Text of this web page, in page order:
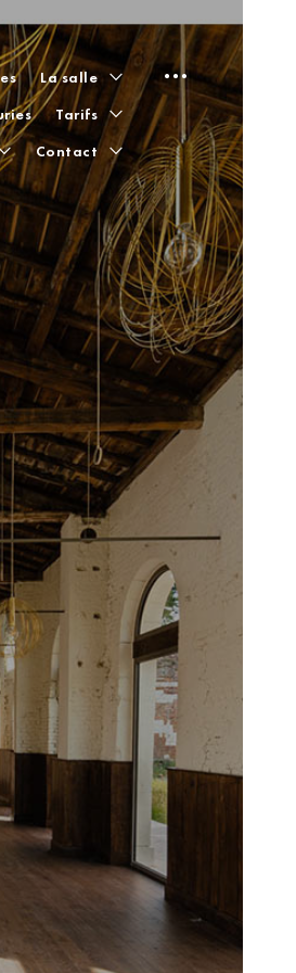
La salle toggle
child
menu
Tarifs toggle
child
menu
toggle
child
menu
Contact toggle
child
menu
open
sidebar